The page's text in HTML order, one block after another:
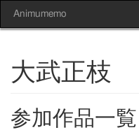
Animumemo
大武正枝
参加作品一覧